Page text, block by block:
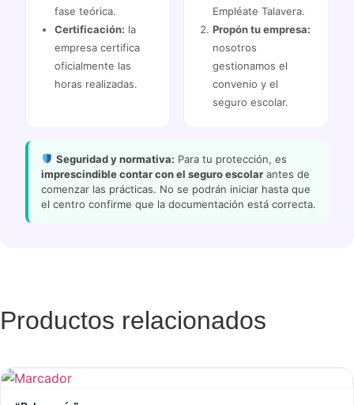
fase teórica.
Certificación: la
empresa certifica
oficialmente las
horas realizadas.
Empléate Talavera.
Propón tu empresa:
nosotros
gestionamos el
convenio y el
seguro escolar.
Seguridad y normativa: Para tu protección, es
imprescindible contar con el seguro escolar antes de
comenzar las prácticas. No se podrán iniciar hasta que
el centro confirme que la documentación está correcta.
Productos relacionados